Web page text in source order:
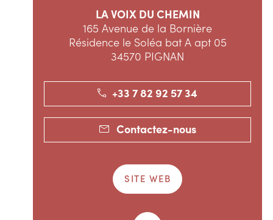
LA VOIX DU CHEMIN
165 Avenue de la Bornière
Résidence le Soléa bat A apt 05
34570 PIGNAN
+33 7 82 92 57 34
Contactez-nous
SITE WEB